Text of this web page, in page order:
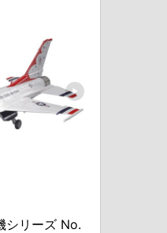
シリーズ No.